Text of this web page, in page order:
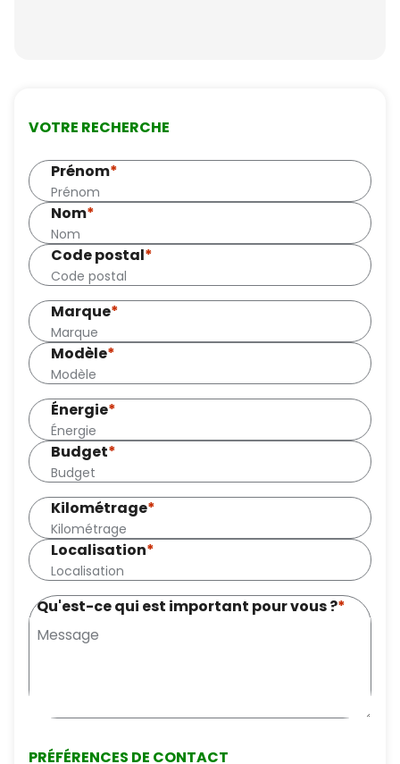
VOTRE RECHERCHE
Prénom*
Nom*
Code postal*
Marque*
Modèle*
Énergie*
Budget*
Kilométrage*
Localisation*
Qu'est-ce qui est important pour vous ?*
PRÉFÉRENCES DE CONTACT